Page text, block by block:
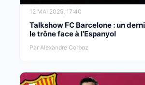
12 MAI 2025, 17:40
Talkshow FC Barcelone : un
le trône face à l’Espanyol
Par Alexandre Corboz